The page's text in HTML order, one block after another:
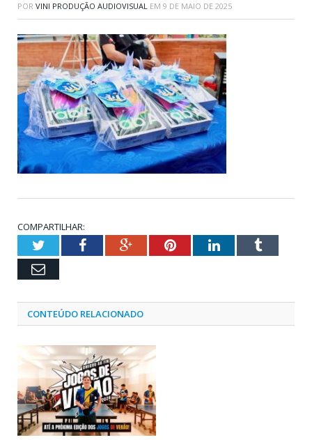
POR VINI PRODUÇÃO AUDIOVISUAL EM 9 DE MAIO DE 2025
COMPARTILHAR:
TwitterFacebookGoogle+PinterestLinkedInTumblr
Email
CONTEÚDO RELACIONADO